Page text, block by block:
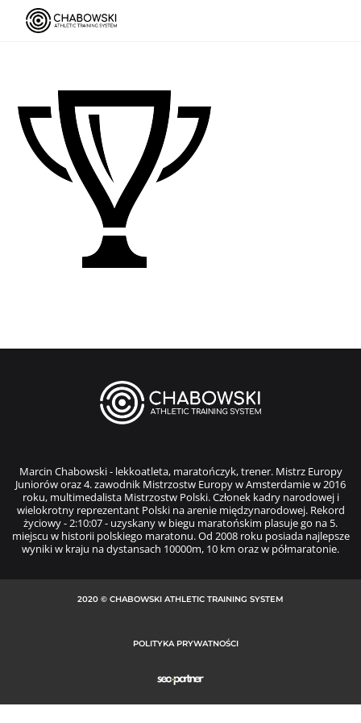
Marcin Chabowski - lekkoatleta, maratończyk, trener. Mistrz Europy
Juniorów oraz 4. zawodnik Mistrzostw Europy w Amsterdamie w 2016
roku, multimedalista Mistrzostw Polski. Członek kadry narodowej i
wielokrotny reprezentant Polski na arenie międzynarodowej. Rekord
życiowy - 2:10:07 - uzyskany w biegu maratońskim plasuje go na 5.
miejscu w historii polskiego maratonu. Od 2008 roku posiada najlepsze
wyniki w kraju na dystansach 10000m, 10 km oraz w półmaratonie.
2020 © CHABOWSKI ATHLETIC TRAINING SYSTEM
POLITYKA PRYWATNOŚCI